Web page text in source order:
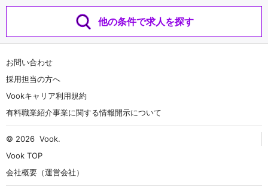
他の条件で求人を探す
お問い合わせ
採用担当の方へ
Vookキャリア利用規約
有料職業紹介事業に関する情報開示について
© 2026 Vook.
Vook TOP
会社概要（運営会社）